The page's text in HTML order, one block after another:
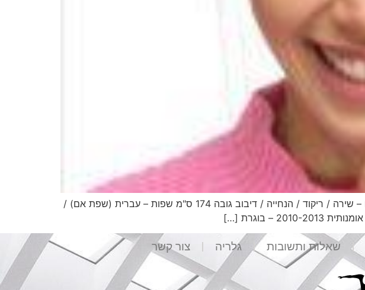
הילית דייטש שני נתונים אישיים תאריך לידה 16.11.1987 כישורים נוספים – שירה / ריקוד / הנחייה / דיבוב גובה 174 ס"מ שפות – עברית (שפת אם) /
שאלות ותשובות גלריה צור קשר